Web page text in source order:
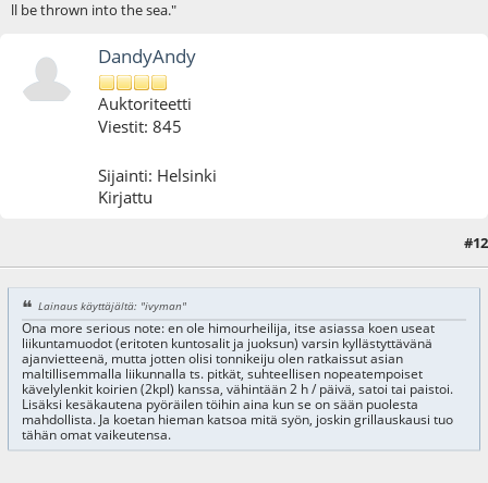
ll be thrown into the sea."
DandyAndy
Auktoriteetti
Viestit: 845
Sijainti: Helsinki
Kirjattu
#12
Lainaus käyttäjältä: "ivyman"
Ona more serious note: en ole himourheilija, itse asiassa koen useat
liikuntamuodot (eritoten kuntosalit ja juoksun) varsin kyllästyttävänä
ajanvietteenä, mutta jotten olisi tonnikeiju olen ratkaissut asian
maltillisemmalla liikunnalla ts. pitkät, suhteellisen nopeatempoiset
kävelylenkit koirien (2kpl) kanssa, vähintään 2 h / päivä, satoi tai paistoi.
Lisäksi kesäkautena pyöräilen töihin aina kun se on sään puolesta
mahdollista. Ja koetan hieman katsoa mitä syön, joskin grillauskausi tuo
tähän omat vaikeutensa.